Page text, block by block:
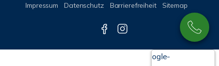
Impressum
Datenschutz Barrierefreiheit Sitemap
Google-